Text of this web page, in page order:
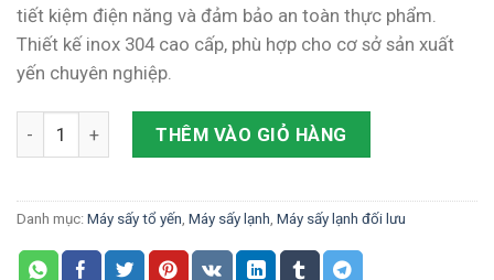
tiết kiệm điện năng và đảm bảo an toàn thực phẩm.
Thiết kế inox 304 cao cấp, phù hợp cho cơ sở sản xuất
yến chuyên nghiệp.
Máy sấy lạnh 7 khay đối lưu gió 3D sấy yến – Công nghệ
THÊM VÀO GIỎ HÀNG
Danh mục: Máy sấy tổ yến Máy sấy lạnh Máy sấy lạnh đối lưu